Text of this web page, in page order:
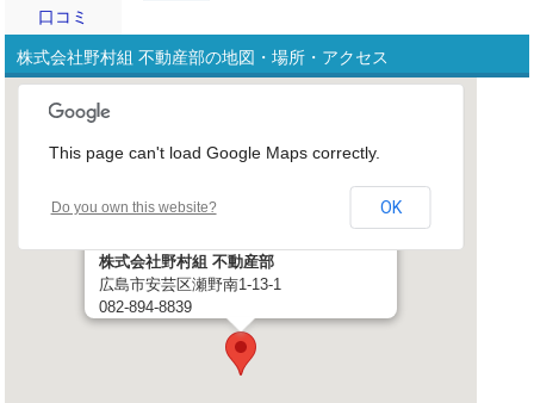
口コミ
株式会社野村組 不動産部の地図・場所・アクセス
株式会社野村組 不動産部
広島市安芸区瀬野南1-13-1
082-894-8839
This page can't load Google Maps correctly.
Do you own this website? OK